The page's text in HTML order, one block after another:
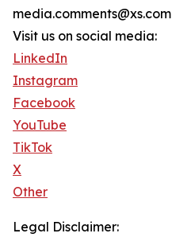
media.comments@xs.com
Visit us on social media:
LinkedIn
Instagram
Facebook
YouTube
TikTok
X
Other
Legal Disclaimer: